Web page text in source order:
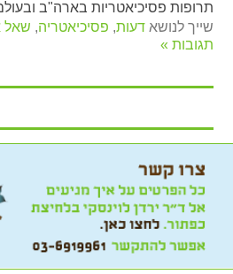
תרופות פסיכיאטריות בארה"ב
שייך לנושאדעות, פסיכיאטריה, שאל
תגובות »